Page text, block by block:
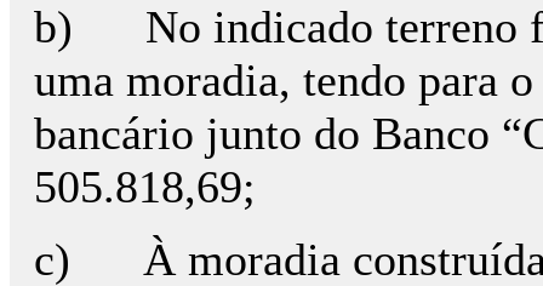
b) No indicado terreno
uma moradia, tendo para
bancário junto do Banco
505.818,69;
c) À moradia construída